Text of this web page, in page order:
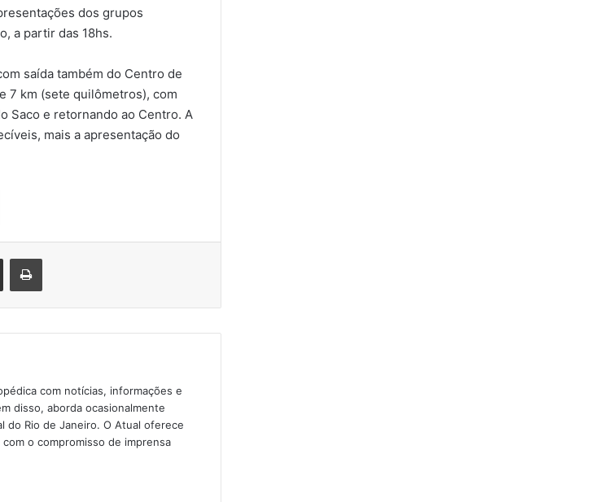
dos grupos
a partir das 18hs.
saída também do Centro de
7 km (sete quilômetros), com
Saco e retornando ao Centro. A
mais a apresentação do
com notícias, informações e
disso, aborda ocasionalmente
do Rio de Janeiro. O Atual oferece
o compromisso de imprensa